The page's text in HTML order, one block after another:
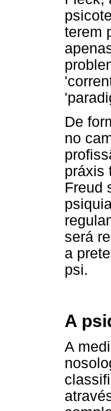
terem
De
no
práxis
Freud
será
a
psi.
A
A